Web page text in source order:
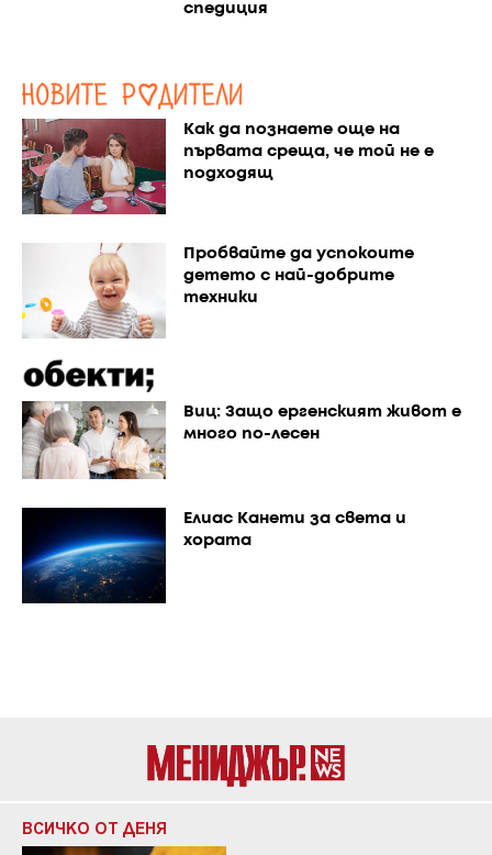
спедиция
Как да познаете още на
първата среща, че той не е
подходящ
Пробвайте да успокоите
детето с най-добрите
техники
Виц: Защо ергенският живот е
много по-лесен
Елиас Канети за света и
хората
ВСИЧКО ОТ ДЕНЯ